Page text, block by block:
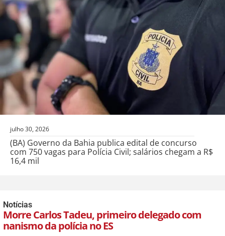
julho 30, 2026
(BA) Governo da Bahia publica edital de concurso
com 750 vagas para Polícia Civil; salários chegam a R$
16,4 mil
Notícias
Morre Carlos Tadeu, primeiro delegado com
nanismo da polícia no ES